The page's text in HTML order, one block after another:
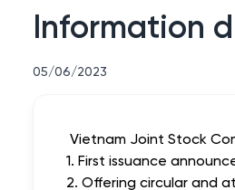
Information
05/06/2023
Vietnam Joint Stock
1. First issuance
2. Offering circular and